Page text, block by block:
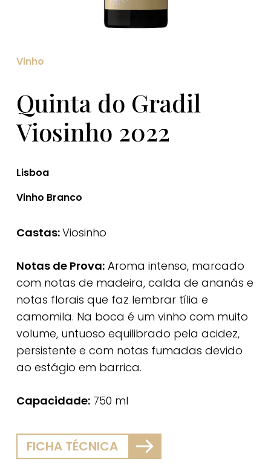
Vinho
Quinta do Gradil
Viosinho 2022
Lisboa
Vinho Branco
Castas:Viosinho
Notas de Prova:Aroma intenso, marcado
com notas de madeira, calda de ananás e
notas florais que faz lembrar tília e
camomila. Na boca é um vinho com muito
volume, untuoso equilibrado pela acidez,
persistente e com notas fumadas devido
ao estágio em barrica.
Capacidade:750 ml
FICHA TÉCNICA